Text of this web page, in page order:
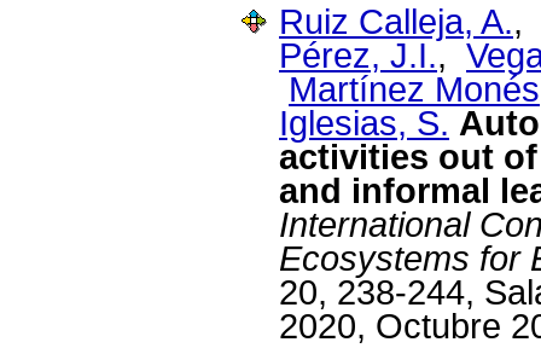
Ruiz Calleja, A.,
Pérez, J.I.,
Martínez
Iglesias, S.
activities out
and informal
International
Ecosystems for
20, 238-244,
2020, Octubre